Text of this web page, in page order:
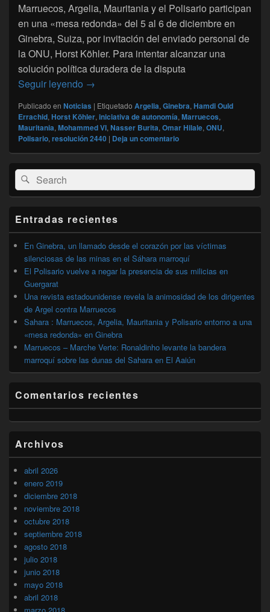
Marruecos, Argelia, Mauritania y el Polisario participan
en una «mesa redonda» del 5 al 6 de diciembre en
Ginebra, Suiza, por invitación del enviado personal de
la ONU, Horst Köhler. Para intentar alcanzar una
solución política duradera de la disputa
Seguir leyendo Sahara : Marruecos, Argelia, Mauritania y
→
Publicado en Noticias | Etiquetado Argelia, Ginebra, Hamdi Ould
Errachid, Horst Köhler, iniciativa de autonomía, Marruecos,
Mauritania, Mohammed VI, Nasser Burita, Omar Hilale, ONU,
Polisario, resolución 2440 | Deja un comentario
El
área
de
widget
lateral
primaria
Buscar
por:
Buscar
Entradas recientes
En Ginebra, un llamado desde el corazón por las víctimas
silenciosas de las minas en el Sáhara marroquí
El Polisario vuelve a negar la presencia de sus milicias en
Guergarat
Una revista estadounidense revela la animosidad de los dirigentes
de Argel contra Marruecos
Sahara : Marruecos, Argelia, Mauritania y Polisario entorno a una
«mesa redonda» en Ginebra
Marruecos – Marche Verte: Ronaldinho levante la bandera
marroquí sobre las dunas del Sahara en El Aaiún
Comentarios recientes
Archivos
abril 2026
enero 2019
diciembre 2018
noviembre 2018
octubre 2018
septiembre 2018
agosto 2018
julio 2018
junio 2018
mayo 2018
abril 2018